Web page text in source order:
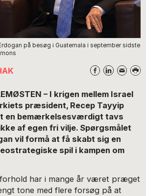
på besøg i Guatemala i september sidste
– I krigen mellem Israel
præsident, Recep Tayyip
en bemærkelsesværdigt tavs
af egen fri vilje. Spørgsmålet
vil formå at få skabt sig en
spil i kampen om
har i mange år været præget
tone med flere forsøg på at